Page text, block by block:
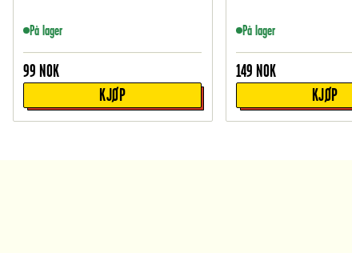
På lager
99 NOK
KJØP
På lager
149 NOK
KJØP